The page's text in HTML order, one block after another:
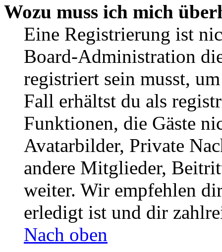
Wozu muss ich mich
Eine Registrierung ist
Board-Administration
registriert sein musst,
Fall erhältst du als
Funktionen, die Gäste
Avatarbilder, Private
andere Mitglieder,
weiter. Wir empfehlen
erledigt ist und dir
Nach oben